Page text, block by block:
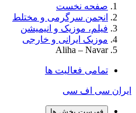
صفحه نخست
انجمن سرگرمی و مختلط
فیلم، موزیک و انیمیشن
موزیک ایرانی و خارجی
Aliha – Navar
تمامی فعالیت ها
ایران سی اف سی